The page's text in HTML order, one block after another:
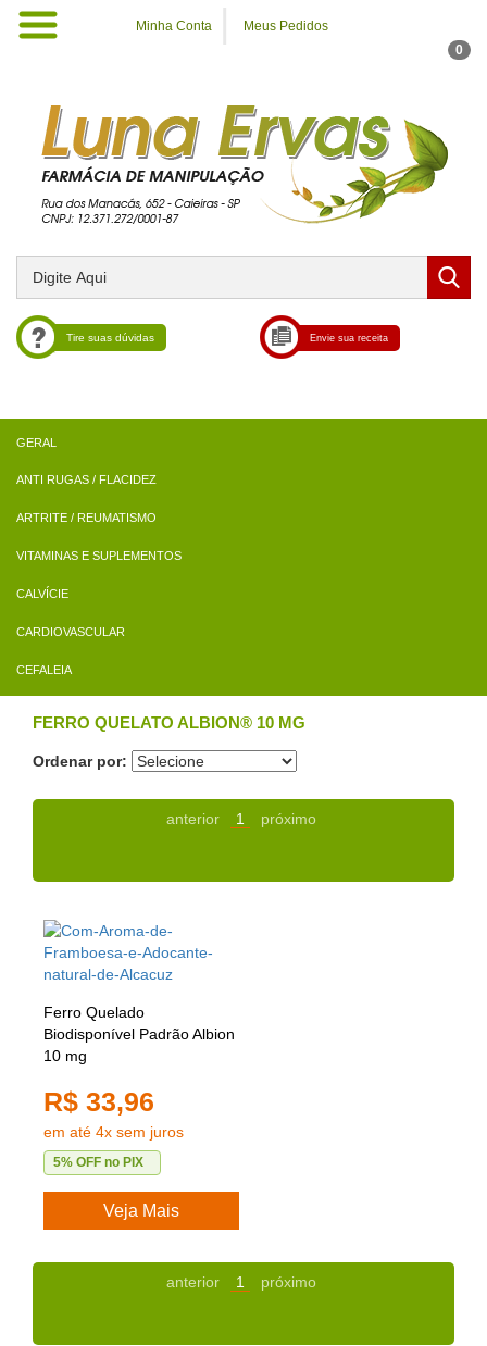
Minha Conta
Meus Pedidos
0
Tire suas dúvidas Envie sua receita
ANTI RUGAS / FLACIDEZ
ARTRITE / REUMATISMO
VITAMINAS E SUPLEMENTOS
CALVÍCIE
CARDIOVASCULAR
CEFALEIA
FERRO QUELATO ALBION® 10 MG
Ordenar por:
anterior 1 próximo
Ferro Quelado
Biodisponível Padrão Albion
10 mg
R$ 33,96
em até 4x sem juros
5% OFF no PIX
Veja Mais
anterior 1 próximo